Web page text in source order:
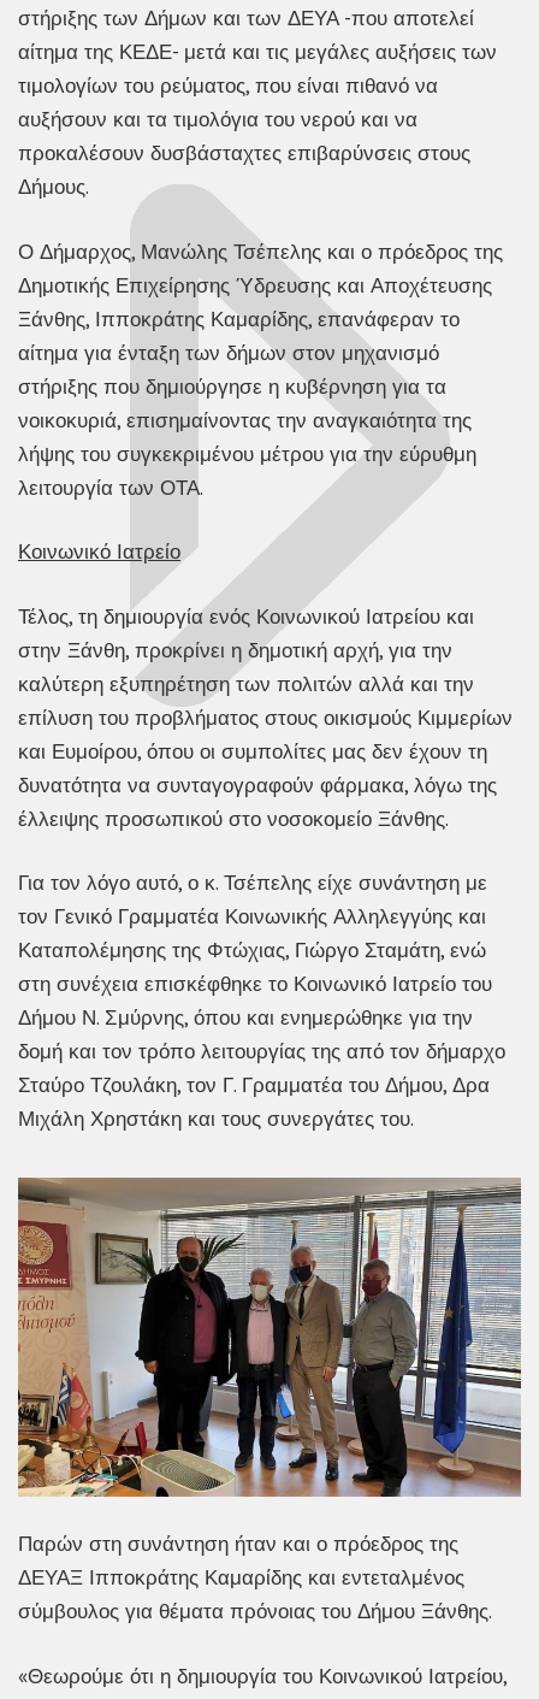
στήριξης των Δήμων και των ΔΕΥΑ -που αποτελεί
αίτημα της ΚΕΔΕ- μετά και τις μεγάλες αυξήσεις των
τιμολογίων του ρεύματος, που είναι πιθανό να
αυξήσουν και τα τιμολόγια του νερού και να
προκαλέσουν δυσβάσταχτες επιβαρύνσεις στους
Δήμους.
Ο Δήμαρχος, Μανώλης Τσέπελης και ο πρόεδρος της
Δημοτικής Επιχείρησης Ύδρευσης και Αποχέτευσης
Ξάνθης, Ιπποκράτης Καμαρίδης, επανάφεραν το
αίτημα για ένταξη των δήμων στον μηχανισμό
στήριξης που δημιούργησε η κυβέρνηση για τα
νοικοκυριά, επισημαίνοντας την αναγκαιότητα της
λήψης του συγκεκριμένου μέτρου για την εύρυθμη
λειτουργία των ΟΤΑ.
Κοινωνικό Ιατρείο
Τέλος, τη δημιουργία ενός Κοινωνικού Ιατρείου και
στην Ξάνθη, προκρίνει η δημοτική αρχή, για την
καλύτερη εξυπηρέτηση των πολιτών αλλά και την
επίλυση του προβλήματος στους οικισμούς Κιμμερίων
και Ευμοίρου, όπου οι συμπολίτες μας δεν έχουν τη
δυνατότητα να συνταγογραφούν φάρμακα, λόγω της
έλλειψης προσωπικού στο νοσοκομείο Ξάνθης.
Για τον λόγο αυτό, ο κ. Τσέπελης είχε συνάντηση με
τον Γενικό Γραμματέα Κοινωνικής Αλληλεγγύης και
Καταπολέμησης της Φτώχιας, Γιώργο Σταμάτη, ενώ
στη συνέχεια επισκέφθηκε το Κοινωνικό Ιατρείο του
Δήμου Ν. Σμύρνης, όπου και ενημερώθηκε για την
δομή και τον τρόπο λειτουργίας της από τον δήμαρχο
Σταύρο Τζουλάκη, τον Γ. Γραμματέα του Δήμου, Δρα
Μιχάλη Χρηστάκη και τους συνεργάτες του.
Παρών στη συνάντηση ήταν και ο πρόεδρος της
ΔΕΥΑΞ Ιπποκράτης Καμαρίδης και εντεταλμένος
σύμβουλος για θέματα πρόνοιας του Δήμου Ξάνθης.
«Θεωρούμε ότι η δημιουργία του Κοινωνικού Ιατρείου,